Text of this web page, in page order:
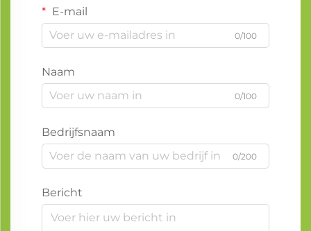
E-mail
0/100
Naam
0/100
Bedrijfsnaam
0/200
Bericht